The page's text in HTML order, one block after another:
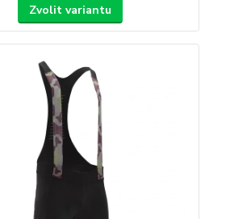
Zvolit variantu